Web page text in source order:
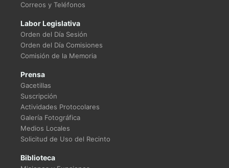
Correos y Teléfonos
Labor Legislativa
Orden del Día Sesión
Orden del Día Comisiones
Comisión de la Memoria
Prensa
Gacetillas
Suscripción
Actividades Protocolares
Galería Fotográfica
Medios Locales
Solicitud de Uso del Recinto
Biblioteca